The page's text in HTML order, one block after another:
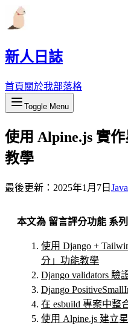
新人日誌
首頁 關於我部落格
Toggle Menu
使用 Alpine.js 實
教學
最後更新： 2025年1月7日
本文為 留言評分功能 系
使用 Django +
分」功能教學
Django validators 驗
Django
在 esbuild 專案中整
使用 Alpine.js 建立